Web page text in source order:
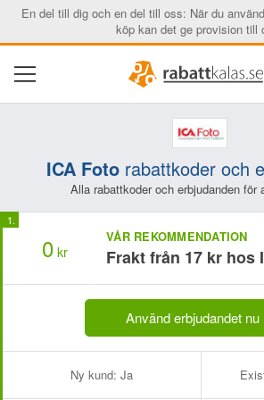
En del till dig och en del till oss: När du
köp kan det ge provision till
ICA Foto rabattkoder och
Alla rabattkoder och erbjudanden för
0 kr
VÅR REKOMMENDATION
Frakt från 17 kr hos
Använd erbjudandet nu
Ny kund: Ja